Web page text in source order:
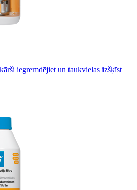
iegremdējiet un taukvielas izšķīst